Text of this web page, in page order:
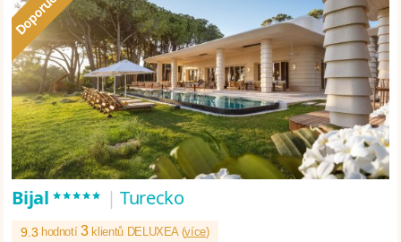
Bijal***** | Turecko
9.3 hodnotí3klientů DELUXEA (více)